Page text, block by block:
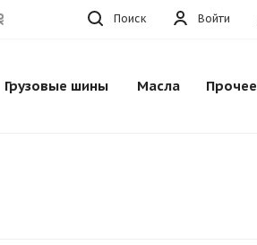
Войти
Поиск
Грузовые шины Масла Прочее